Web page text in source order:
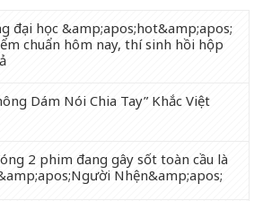
đại học &amp;apos;hot&amp;apos;
chuẩn hôm nay, thí sinh hồi hộp
Dám Nói Chia Tay” Khắc Việt
2 phim đang gây sốt toàn cầu là
Nhện&amp;apos;